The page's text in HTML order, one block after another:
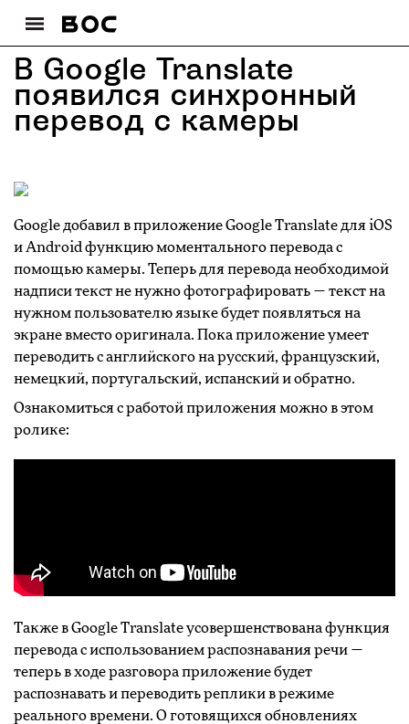
В Google Translate
появился синхронный
перевод с камеры
Google добавил в приложение Google Translate для iOS
и Android функцию моментального перевода с
помощью камеры. Теперь для перевода необходимой
надписи текст не нужно фотографировать — текст на
нужном пользователю языке будет появляться на
экране вместо оригинала. Пока приложение умеет
переводить с английского на русский, французский,
немецкий, португальский, испанский и обратно.
Ознакомиться с работой приложения можно в этом
ролике:
Также в Google Translate усовершенствована функция
перевода с использованием распознавания речи —
теперь в ходе разговора приложение будет
распознавать и переводить реплики в режиме
реального времени. О готовящихся обновлениях